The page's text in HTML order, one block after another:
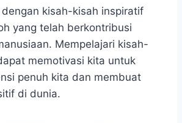
kisah-kisah inspiratif
yang telah berkontribusi
Mempelajari kisah-
memotivasi kita untuk
penuh kita dan membuat
di dunia.